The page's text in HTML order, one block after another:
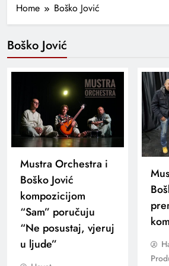
Home Boško Jović
Boško Jović
Mustra Orchestra i
Boško Jović
kompozicijom
“Sam” poručuju
“Ne posustaj, vjeruj
u ljude”